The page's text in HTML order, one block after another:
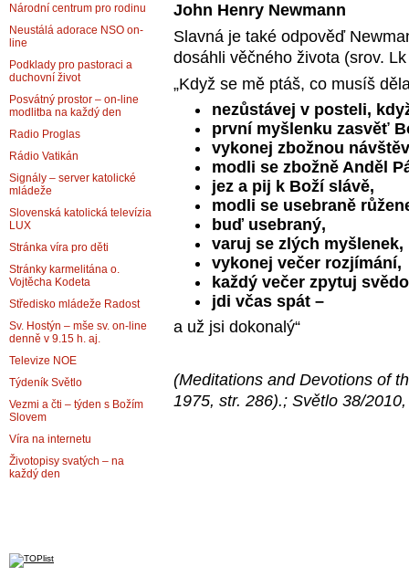
John Henry Newmann
Slavná je také odpověď
dosáhli věčného života (srov.
„Když se mě ptáš, co musíš
nezůstávej v posteli,
první myšlenku zasvěť
vykonej zbožnou
modli se zbožně Anděl
jez a pij k Boží slávě,
modli se usebraně
buď usebraný,
varuj se zlých myšlenek,
vykonej večer rozjímání,
každý večer zpytuj
jdi včas spát –
a už jsi dokonalý“
(Meditations and Devotions of
1975, str. 286).; Světlo 38/
Národní centrum pro rodinu
Neustálá adorace NSO on-
line
Podklady pro pastoraci a
duchovní život
Posvátný prostor – on-line
modlitba na každý den
Radio Proglas
Rádio Vatikán
Signály – server katolické
mládeže
Slovenská katolická televízia
LUX
Stránka víra pro děti
Stránky karmelitána o.
Vojtěcha Kodeta
Středisko mládeže Radost
Sv. Hostýn – mše sv. on-line
denně v 9.15 h. aj.
Televize NOE
Týdeník Světlo
Vezmi a čti – týden s Božím
Slovem
Víra na internetu
Životopisy svatých – na
každý den